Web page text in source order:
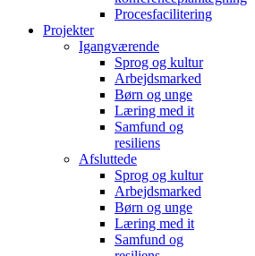
Procesfacilitering
Projekter
Igangværende
Sprog og kultur
Arbejdsmarked
Børn og unge
Læring med it
Samfund og
resiliens
Afsluttede
Sprog og kultur
Arbejdsmarked
Børn og unge
Læring med it
Samfund og